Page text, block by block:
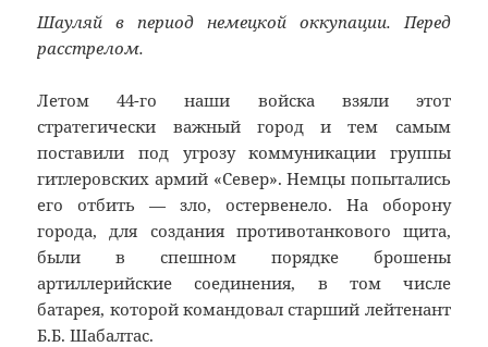
Шауляй в период немецкой оккупации. Перед
расстрелом.
Летом 44-го наши войска взяли этот
стратегически важный город и тем самым
поставили под угрозу коммуникации группы
гитлеровских армий «Север». Немцы попытались
его отбить — зло, остервенело. На оборону
города, для создания противотанкового щита,
были в спешном порядке брошены
артиллерийские соединения, в том числе
батарея, которой командовал старший лейтенант
Б.Б. Шабалтас.